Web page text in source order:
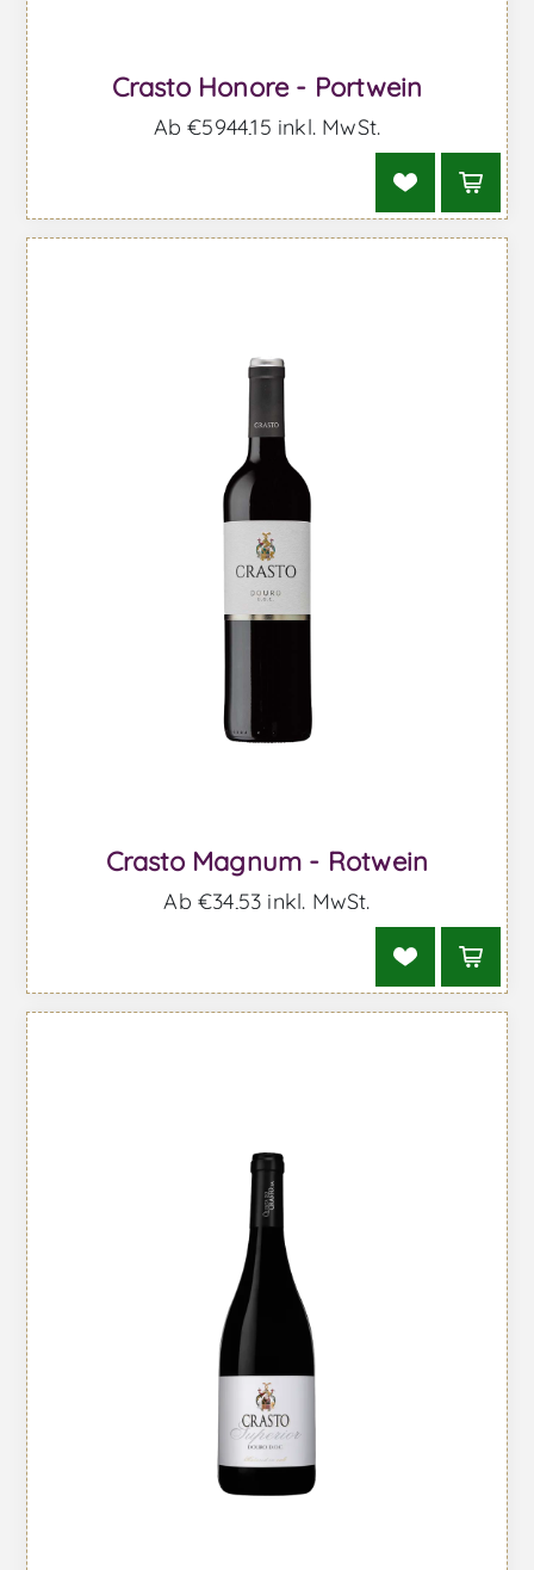
Crasto Honore - Portwein
Ab €5944,15 inkl. MwSt.
Crasto Magnum - Rotwein
Ab €34,53 inkl. MwSt.